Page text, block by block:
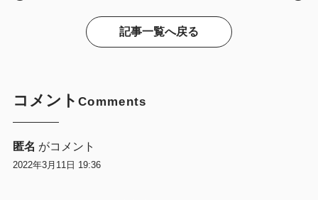
記事一覧へ戻る
コメント Comments
匿名 がコメント
2022年3月11日 19:36